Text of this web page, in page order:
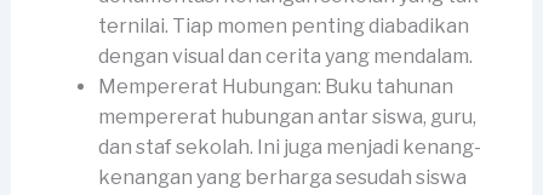
ternilai. Tiap momen penting diabadikan
dengan visual dan cerita yang mendalam.
Mempererat Hubungan: Buku tahunan
mempererat hubungan antar siswa, guru,
dan staf sekolah. Ini juga menjadi kenang-
kenangan yang berharga sesudah siswa